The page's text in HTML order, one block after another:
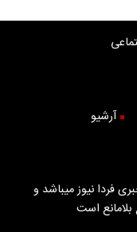
آرشیو
فردا نیوز میباشد و
بلامانع است